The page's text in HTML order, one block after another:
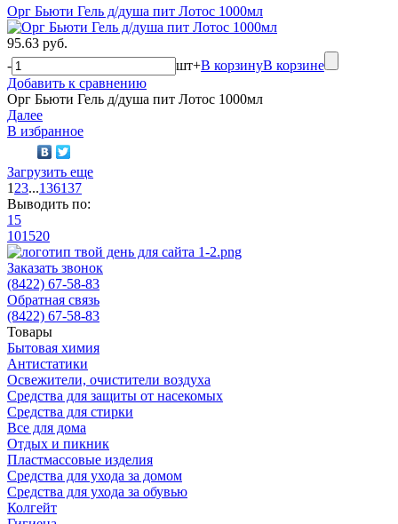
Орг Бьюти Гель д/душа пит Лотос 1000мл
95.63 руб.
-
шт+В корзинуВ корзине
Добавить к сравнению
Орг Бьюти Гель д/душа пит Лотос 1000мл
Далее
В избранное
Загрузить еще
1 23...136137
Выводить по:
15
101520
Заказать звонок
(8422) 67-58-83
Обратная связь
(8422) 67-58-83
Товары
Бытовая химия
Антистатики
Освежители, очистители воздуха
Средства для защиты от насекомых
Средства для стирки
Все для дома
Отдых и пикник
Пластмассовые изделия
Средства для ухода за домом
Средства для ухода за обувью
Колгейт